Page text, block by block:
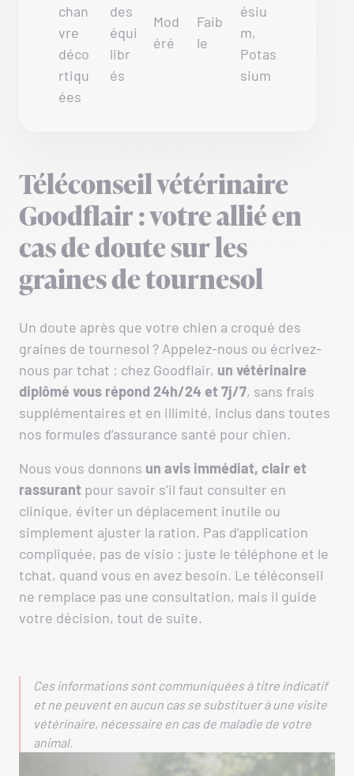
chan
vre
déco
rtiqu
ées
des
équi
libr
és
Mod
éré
Faib
le
ésiu
m,
Potas
sium
Téléconseil vétérinaire
Goodflair : votre allié en
cas de doute sur les
graines de tournesol
Un doute après que votre chien a croqué des
graines de tournesol ? Appelez-nous ou écrivez-
nous par tchat : chez Goodflair, un vétérinaire
diplômé vous répond 24h/24 et 7j/7, sans frais
supplémentaires et en illimité, inclus dans toutes
nos formules d’assurance santé pour chien.
Nous vous donnons un avis immédiat, clair et
rassurant pour savoir s’il faut consulter en
clinique, éviter un déplacement inutile ou
simplement ajuster la ration. Pas d’application
compliquée, pas de visio : juste le téléphone et le
tchat, quand vous en avez besoin. Le téléconseil
ne remplace pas une consultation, mais il guide
votre décision, tout de suite.
Ces informations sont communiquées à titre indicatif
et ne peuvent en aucun cas se substituer à une visite
vétérinaire, nécessaire en cas de maladie de votre
animal.